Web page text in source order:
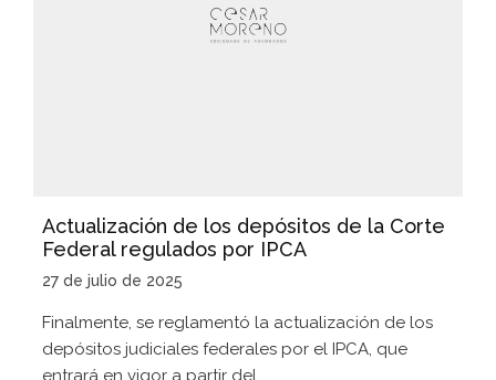
Actualización de los depósitos de la Corte
Federal regulados por IPCA
27 de julio de 2025
Finalmente, se reglamentó la actualización de los
depósitos judiciales federales por el IPCA, que
entrará en vigor a partir del...